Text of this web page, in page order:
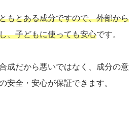
もとある成分ですので、外部から
、子どもに使っても安心です。
成だから悪いではなく、成分の意
安全・安心が保証できます。